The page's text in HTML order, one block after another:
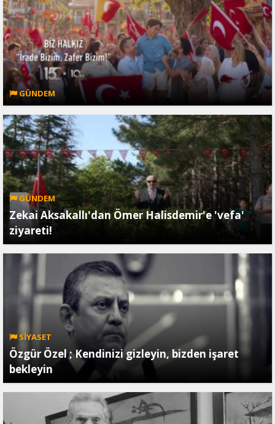
GÜNDEM
GÜNDEM
Zekai Aksakallı'dan Ömer Halisdemir'e 'vefa'
ziyareti!
SİYASET
Özgür Özel ; Kendinizi gizleyin, bizden işaret
bekleyin